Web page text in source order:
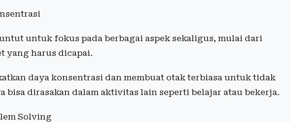
untuk fokus pada berbagai aspek sekaligus, mulai dari
yang harus dicapai.
daya konsentrasi dan membuat otak terbiasa untuk tidak
bisa dirasakan dalam aktivitas lain seperti belajar atau bekerja.
Solving